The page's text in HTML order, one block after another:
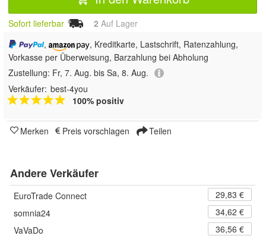
Sofort lieferbar 2 Auf Lager
,
, Kreditkarte, Lastschrift, Ratenzahlung,
Vorkasse per Überweisung, Barzahlung bei Abholung
Zustellung: Fr, 7. Aug. bis Sa, 8. Aug.
Verkäufer: best-4you
100% positiv
Merken Preis vorschlagen Teilen
Andere Verkäufer
EuroTrade Connect
29,83 €
somnia24
34,62 €
VaVaDo
36,56 €